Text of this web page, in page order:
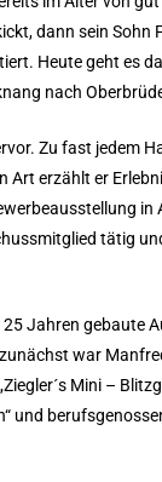
dann sein Sohn
Heute geht es
nach
Zu fast jedem
erzählt er
tätig
Jahren gebaute
war
Mini –
und